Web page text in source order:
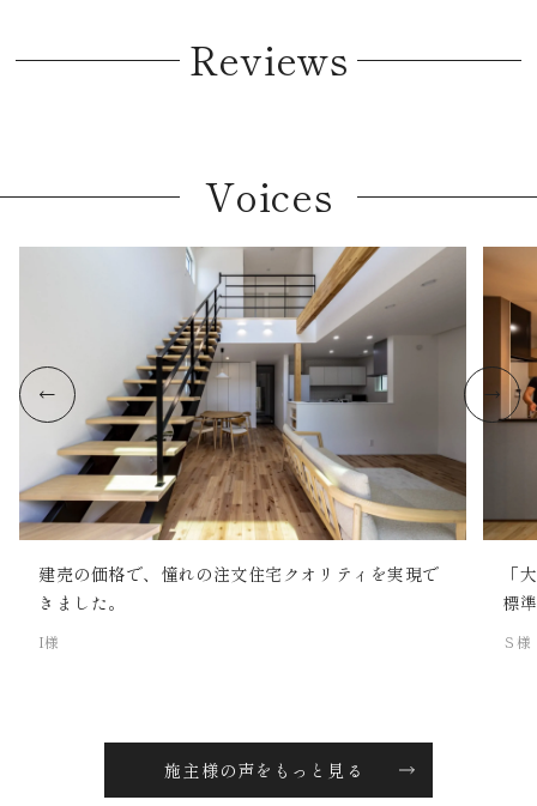
Reviews
Voices
建売の価格で、憧れの注文住宅クオリティを実現で
きました。
I様
「
標
Ｓ様
施主様の声をもっと見る